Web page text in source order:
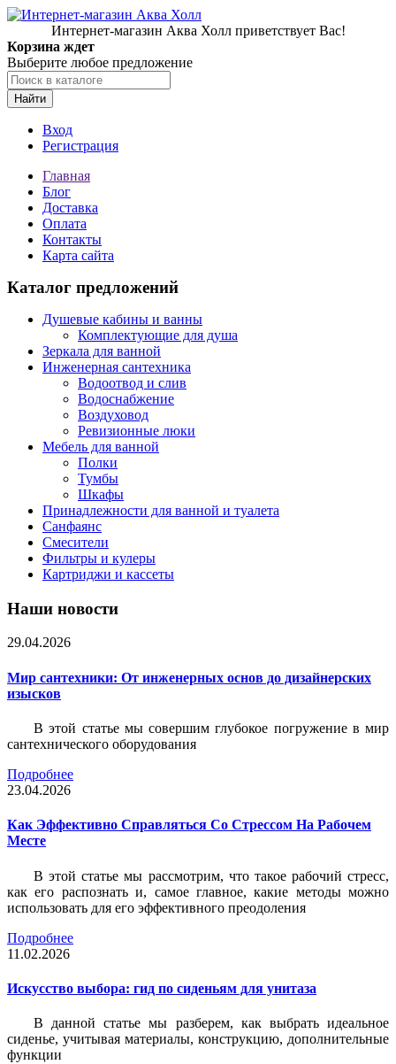
Интернет-магазин Аква Холл приветствует Вас!
Корзина ждет
Выберите любое предложение
Найти
Вход
Регистрация
Главная
Блог
Доставка
Оплата
Контакты
Карта сайта
Каталог предложений
Душевые кабины и ванны
Комплектующие для душа
Зеркала для ванной
Инженерная сантехника
Водоотвод и слив
Водоснабжение
Воздуховод
Ревизионные люки
Мебель для ванной
Полки
Тумбы
Шкафы
Принадлежности для ванной и туалета
Санфаянс
Смесители
Фильтры и кулеры
Картриджи и кассеты
Наши новости
29.04.2026
Мир сантехники: От инженерных основ до дизайнерских
изысков
В этой статье мы совершим глубокое погружение в мир
сантехнического оборудования
Подробнее
23.04.2026
Как Эффективно Справляться Со Стрессом На Рабочем
Месте
В этой статье мы рассмотрим, что такое рабочий стресс,
как его распознать и, самое главное, какие методы можно
использовать для его эффективного преодоления
Подробнее
11.02.2026
Искусство выбора: гид по сиденьям для унитаза
В данной статье мы разберем, как выбрать идеальное
сиденье, учитывая материалы, конструкцию, дополнительные
функции